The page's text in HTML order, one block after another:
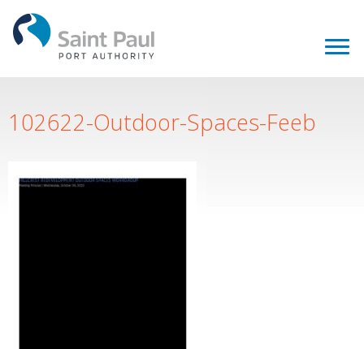
102622-Outdoor-Spaces-Feeb